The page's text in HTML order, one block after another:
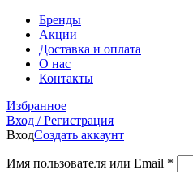
Бренды
Акции
Доставка и оплата
О нас
Контакты
Избранное
Вход / Регистрация
ВходСоздать аккаунт
Имя пользователя или Email *